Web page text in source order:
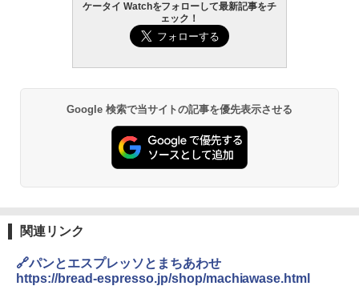
ケータイ Watchをフォローして最新記事をチ
ェック！
Google 検索で当サイトの記事を優先表示させる
関連リンク
🔗パンとエスプレッソとまちあわせ
https://bread-espresso.jp/shop/machiawase.html